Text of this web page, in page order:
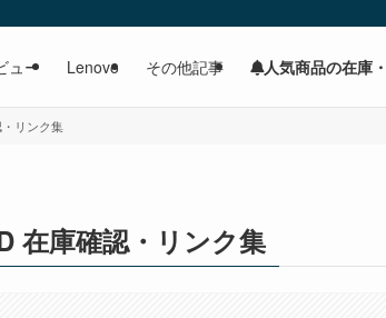
ュー Lenovo その他記事 人気商品の在庫
リンク集
在庫確認・リンク集